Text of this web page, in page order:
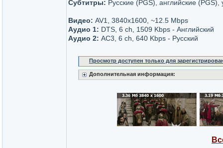
Субтитры: Русские (PGS), английские (PGS),
Видео: AV1, 3840x1600, ~12.5 Mbps
Аудио 1: DTS, 6 ch, 1509 Kbps - Английский
Аудио 2: AC3, 6 ch, 640 Kbps - Русский
Просмотр доступен только для
Дополнительная информация: